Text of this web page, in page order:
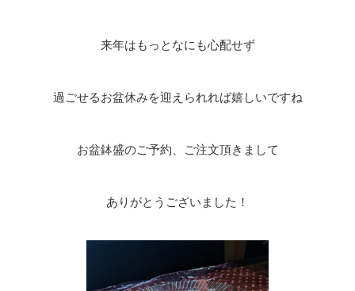
来年はもっとなにも心配せず
過ごせるお盆休みを迎えられれば嬉しいですね
お盆鉢盛のご予約、ご注文頂きまして
ありがとうございました！